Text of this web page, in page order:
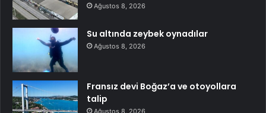
Ağustos 8, 2026
Su altında zeybek oynadılar
Ağustos 8, 2026
Fransız devi Boğaz’a ve otoyollara
talip
Ağustos 8, 2026